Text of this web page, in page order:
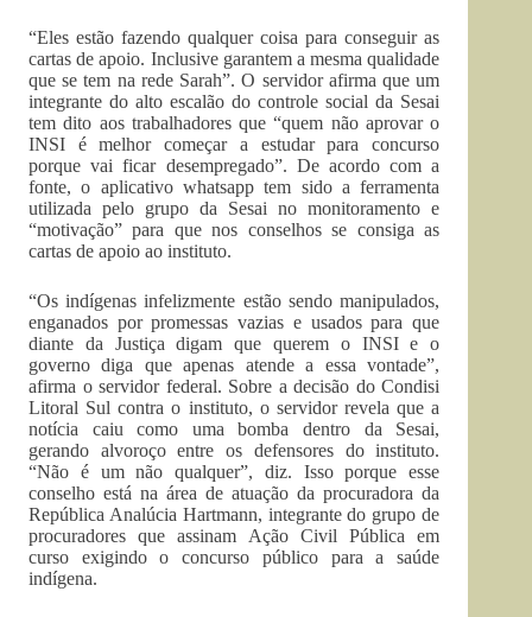
“Eles estão fazendo qualquer coisa para conseguir as
cartas de apoio. Inclusive garantem a mesma qualidade
que se tem na rede Sarah”. O servidor afirma que um
integrante do alto escalão do controle social da Sesai
tem dito aos trabalhadores que “quem não aprovar o
INSI é melhor começar a estudar para concurso
porque vai ficar desempregado”. De acordo com a
fonte, o aplicativo whatsapp tem sido a ferramenta
utilizada pelo grupo da Sesai no monitoramento e
“motivação” para que nos conselhos se consiga as
cartas de apoio ao instituto.
“Os indígenas infelizmente estão sendo manipulados,
enganados por promessas vazias e usados para que
diante da Justiça digam que querem o INSI e o
governo diga que apenas atende a essa vontade”,
afirma o servidor federal. Sobre a decisão do Condisi
Litoral Sul contra o instituto, o servidor revela que a
notícia caiu como uma bomba dentro da Sesai,
gerando alvoroço entre os defensores do instituto.
“Não é um não qualquer”, diz. Isso porque esse
conselho está na área de atuação da procuradora da
República Analúcia Hartmann, integrante do grupo de
procuradores que assinam Ação Civil Pública em
curso exigindo o concurso público para a saúde
indígena.